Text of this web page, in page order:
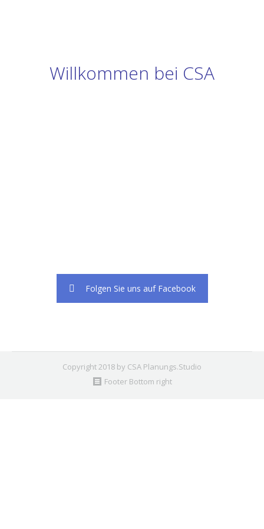
Willkommen bei CSA
Folgen Sie uns auf Facebook
Copyright 2018 by CSA Planungs.Studio
Footer Bottom right